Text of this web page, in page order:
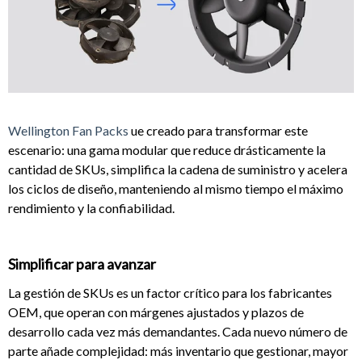
Wellington Fan Packs ue creado para transformar este
escenario: una gama modular que reduce drásticamente la
cantidad deSKUs, simplifica la cadena de suministro y acelera
los ciclos de diseño, manteniendo al mismo tiempo el máximo
rendimiento y la confiabilidad.
Simplificar para avanzar
La gestión de SKUs es un factor crítico para los fabricantes
OEM, que operan con márgenes ajustados y plazos de
desarrollo cada vez más demandantes. Cada nuevo número de
parte añade complejidad: más inventario que gestionar, mayor